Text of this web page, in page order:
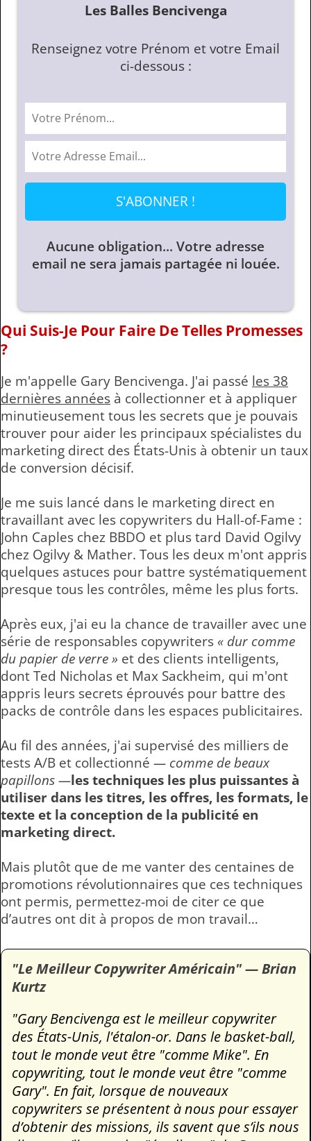
Les Balles Bencivenga
Renseignez votre Prénom et votre Email
ci-dessous :
S'ABONNER !
Aucune obligation... Votre adresse
email ne sera jamais partagée ni louée.
Qui Suis-Je Pour Faire De Telles Promesses
?
Je m'appelle Gary Bencivenga. J'ai passé les 38
dernières années à collectionner et à appliquer
minutieusement tous les secrets que je pouvais
trouver pour aider les principaux spécialistes du
marketing direct des États-Unis à obtenir un taux
de conversion décisif.
Je me suis lancé dans le marketing direct en
travaillant avec les copywriters du Hall-of-Fame :
John Caples chez BBDO et plus tard David Ogilvy
chez Ogilvy & Mather. Tous les deux m'ont appris
quelques astuces pour battre systématiquement
presque tous les contrôles, même les plus forts.
Après eux, j'ai eu la chance de travailler avec une
série de responsables copywriters « dur comme
du papier de verre » et des clients intelligents,
dont Ted Nicholas et Max Sackheim, qui m'ont
appris leurs secrets éprouvés pour battre des
packs de contrôle dans les espaces publicitaires.
Au fil des années, j'ai supervisé des milliers de
tests A/B et collectionné — comme de beaux
papillons —les techniques les plus puissantes à
utiliser dans les titres, les offres, les formats, le
texte et la conception de la publicité en
marketing direct.
Mais plutôt que de me vanter des centaines de
promotions révolutionnaires que ces techniques
ont permis, permettez-moi de citer ce que
d’autres ont dit à propos de mon travail…
"Le Meilleur Copywriter Américain" — Brian
Kurtz
"Gary Bencivenga est le meilleur copywriter
des États-Unis, l'étalon-or. Dans le basket-ball,
tout le monde veut être "comme Mike". En
copywriting, tout le monde veut être "comme
Gary". En fait, lorsque de nouveaux
copywriters se présentent à nous pour essayer
d’obtenir des missions, ils savent que s’ils nous